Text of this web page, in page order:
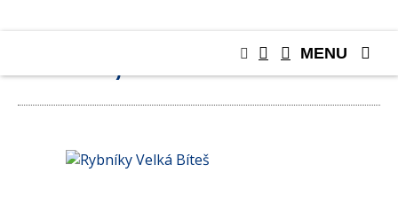
KNIHY, PUBLIKACEMENU